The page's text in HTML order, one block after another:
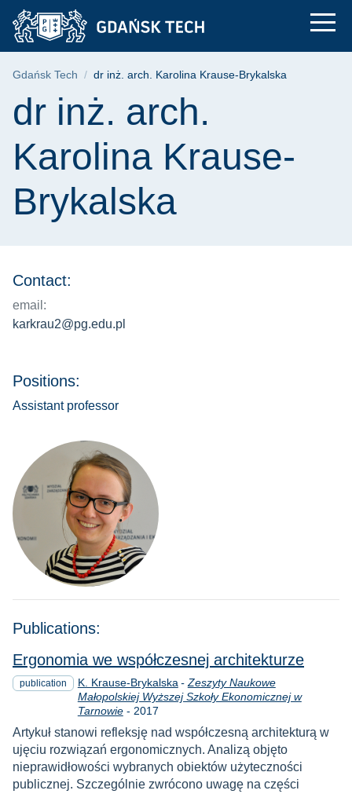
Skip
Skip
search
Skip
content
dr inż. arch.
Breadcrumb
Gdańsk Tech dr inż. arch. Karolina Krause-Brykalska
Page content
dr inż. arch.
Karolina Krause-
Brykalska
Contact:
email:
karkrau2@pg.edu.pl
Positions:
Assistant professor
Publications:
Ergonomia we współczesnej architekturze
publication K. Krause-Brykalska - Zeszyty Naukowe
Małopolskiej Wyższej Szkoły Ekonomicznej w
Tarnowie- Year
2017
Artykuł stanowi refleksję nad współczesną architekturą w
ujęciu rozwiązań ergonomicznych. Analizą objęto
nieprawidłowości wybranych obiektów użyteczności
publicznej. Szczególnie zwrócono uwagę na części